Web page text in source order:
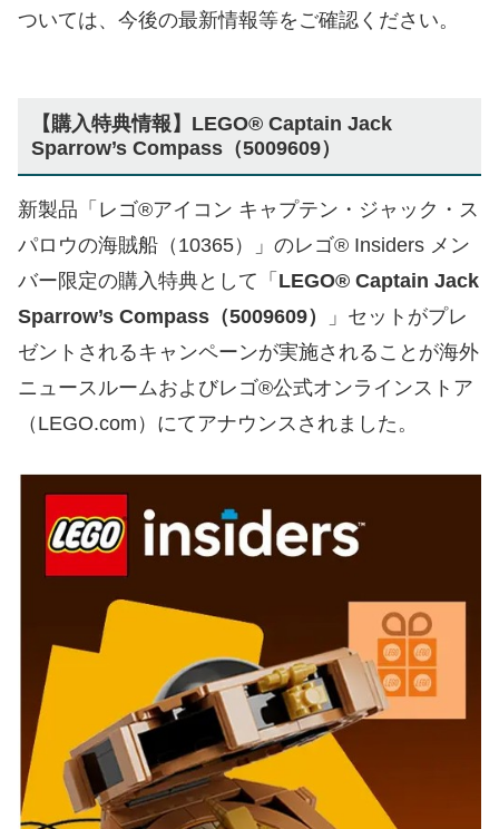
ついては、今後の最新情報等をご確認ください。
【購入特典情報】LEGO® Captain Jack
Sparrow’s Compass（5009609）
新製品「レゴ®アイコン キャプテン・ジャック・ス
パロウの海賊船（10365）」のレゴ® Insiders メン
バー限定の購入特典として「 LEGO® Captain Jack
Sparrow’s Compass（5009609）
」セットがプレ
ゼントされるキャンペーンが実施されることが海外
ニュースルームおよびレゴ®公式オンラインストア
（LEGO.com）にてアナウンスされました。